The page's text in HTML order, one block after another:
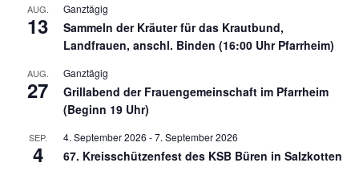
AUG.
13
Ganztägig
Sammeln der Kräuter für das Krautbund,
Landfrauen, anschl. Binden (16:00 Uhr Pfarrheim)
AUG.
27
Ganztägig
Grillabend der Frauengemeinschaft im Pfarrheim
(Beginn 19 Uhr)
SEP.
4
4. September 2026 -7. September 2026
67. Kreisschützenfest des KSB Büren in Salzkotten